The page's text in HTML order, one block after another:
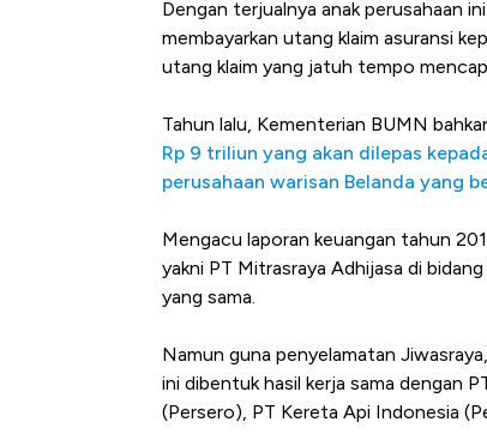
Dengan terjualnya anak perusahaan
membayarkan utang klaim asuransi
utang klaim yang jatuh tempo
Tahun lalu, Kementerian BUMN
Rp 9 triliun yang akan dilepas
perusahaan warisan Belanda yang
Mengacu laporan keuangan tahun
yakni PT Mitrasraya Adhijasa di
yang sama.
Namun guna penyelamatan
ini dibentuk hasil kerja sama dengan
(Persero), PT Kereta Api Indonesia